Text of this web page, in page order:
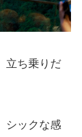
立ち乗りだ
シックな感